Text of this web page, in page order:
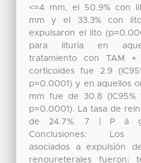
<=4 mm, el 50.9% con
mm y el 33.3% con
expulsaron el lito
para lituria en
tratamiento con TAM +
corticoides fue 2.9
p=0.0001) y en aquellos
mm fue de 30.8 (IC95%
p=0.0001). La tasa de
de 24.7%. 7 | P á
Conclusiones: Los
asociados a expulsión
renoureterales fueron: